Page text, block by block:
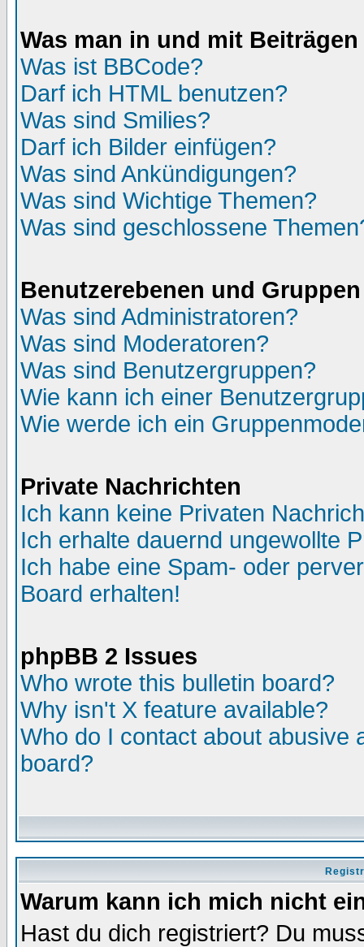
Was man in und mit
Was ist BBCode?
Darf ich HTML benutzen?
Was sind Smilies?
Darf ich Bilder einfügen?
Was sind Ankündigungen?
Was sind Wichtige Themen?
Was sind geschlossene
Benutzerebenen und Gruppen
Was sind Administratoren?
Was sind Moderatoren?
Was sind Benutzergruppen?
Wie kann ich einer
Wie werde ich ein
Private Nachrichten
Ich kann keine Privaten
Ich erhalte dauernd ungewollte
Ich habe eine Spam- oder
Board erhalten!
phpBB 2 Issues
Who wrote this bulletin board?
Why isn't X feature available?
Who do I contact about abusive
board?
Warum kann ich mich nicht
Hast du dich registriert? Du